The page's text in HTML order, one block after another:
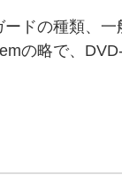
ドの種類、
の略で、